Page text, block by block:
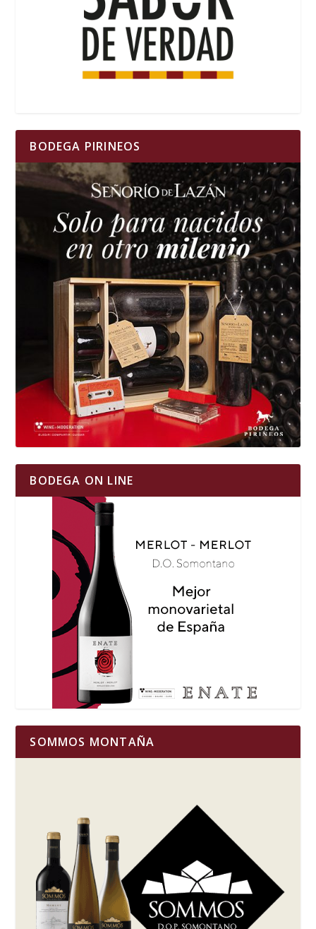
BODEGA PIRINEOS
BODEGA ON LINE
SOMMOS MONTAÑA